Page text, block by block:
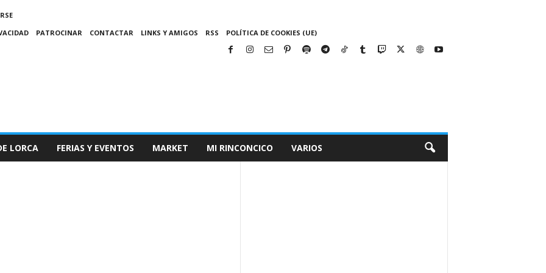
PATROCINAR CONTACTAR LINKS Y AMIGOS RSS POLÍTICA DE COOKIES (UE)
LORCA FERIAS Y EVENTOS MARKET MI RINCONCICO VARIOS